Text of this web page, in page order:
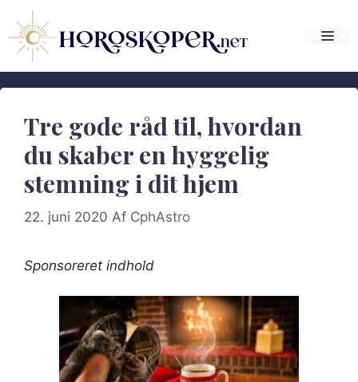
indhold
Tre gode råd til, hvordan
du skaber en hyggelig
stemning i dit hjem
22. juni 2020 Af CphAstro
Sponsoreret indhold